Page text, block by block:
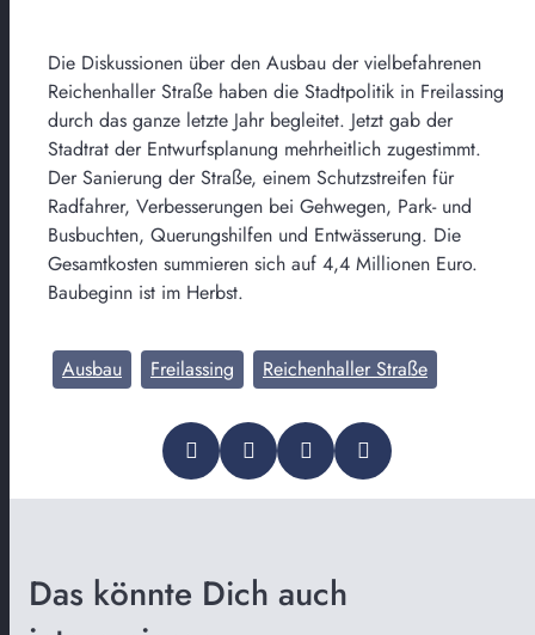
Die Diskussionen über den Ausbau der vielbefahrenen
Reichenhaller Straße haben die Stadtpolitik in Freilassing
durch das ganze letzte Jahr begleitet. Jetzt gab der
Stadtrat der Entwurfsplanung mehrheitlich zugestimmt.
Der Sanierung der Straße, einem Schutzstreifen für
Radfahrer, Verbesserungen bei Gehwegen, Park- und
Busbuchten, Querungshilfen und Entwässerung. Die
Gesamtkosten summieren sich auf 4,4 Millionen Euro.
Baubeginn ist im Herbst.
Ausbau Freilassing Reichenhaller Straße
Das könnte Dich auch